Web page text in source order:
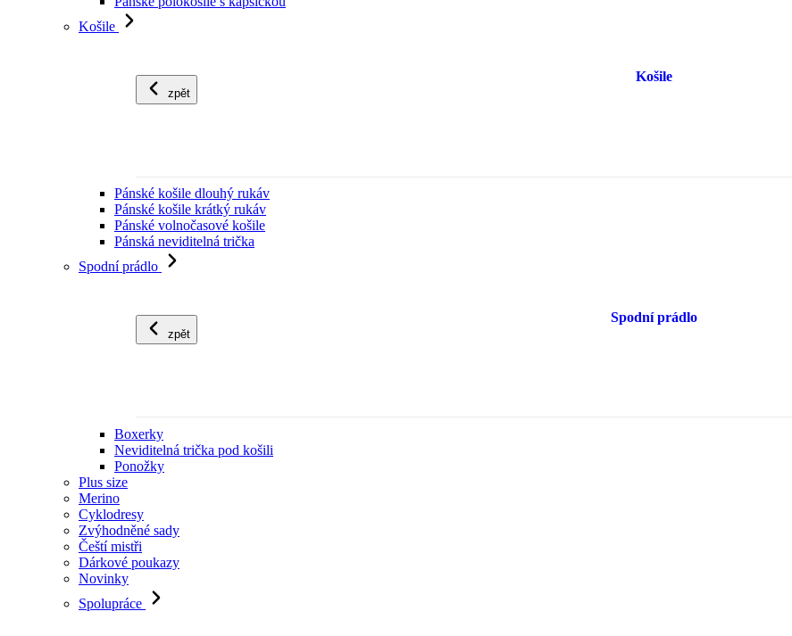
Košile
zpět
Košile
Pánské košile dlouhý rukáv
Pánské košile krátký rukáv
Pánské volnočasové košile
Pánská neviditelná trička
Spodní prádlo
zpět
Spodní prádlo
Boxerky
Neviditelná trička pod košili
Ponožky
Plus size
Merino
Cyklodresy
Zvýhodněné sady
Čeští mistři
Dárkové poukazy
Novinky
Spolupráce